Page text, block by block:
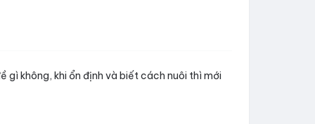
gì không, khi ổn định và biết cách nuôi thì mới